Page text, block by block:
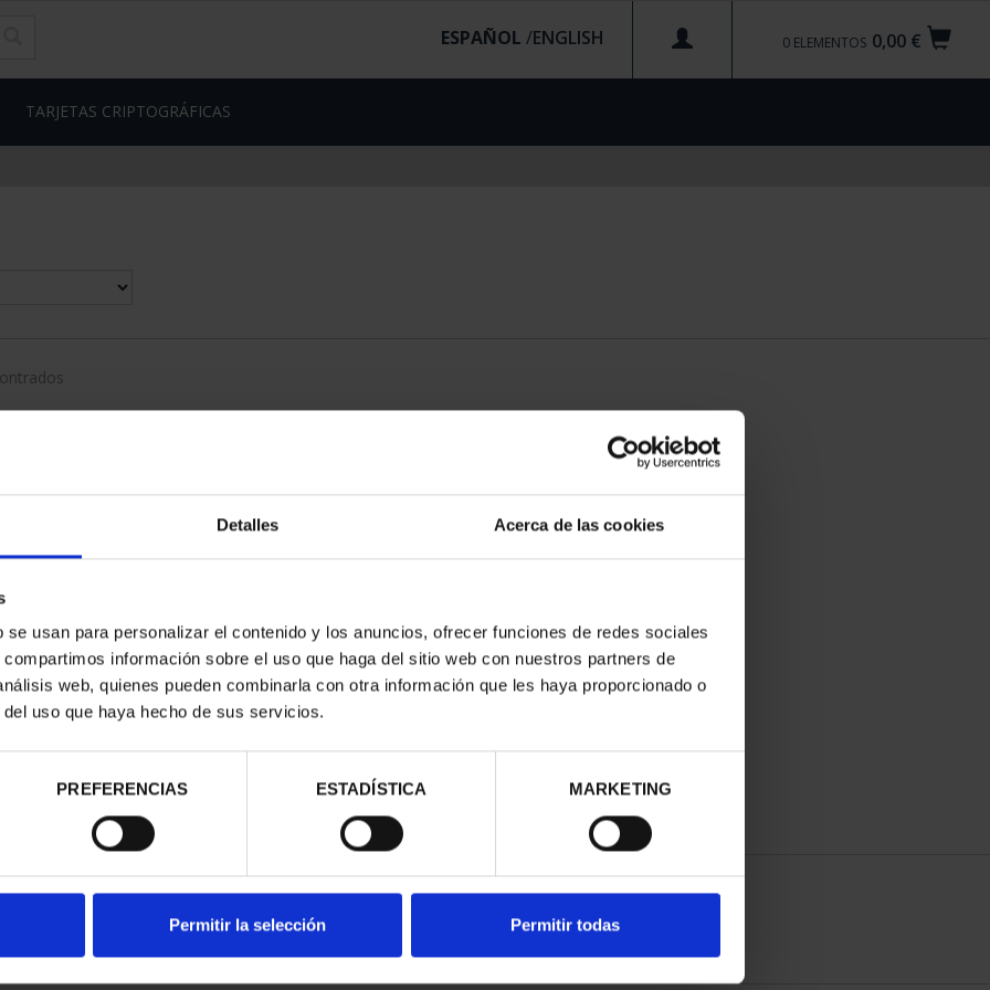
Detalles Acerca de las cookies
usan para personalizar el contenido y los anuncios, ofrecer funciones de redes sociales
información sobre el uso que haga del sitio web con nuestros partners de
web, quienes pueden combinarla con otra información que les haya proporcionado o
uso que haya hecho de sus servicios.
PREFERENCIAS ESTADÍSTICA MARKETING
Permitir la selección Permitir todas
0,00 €
0 ELEMENTOS
ESPAÑOL /
TARJETAS CRIPTOGRÁFICAS
PLATA
€
250 ANIV. EEUU -
COLECCIÓN DE PLATA
1.730,00 €